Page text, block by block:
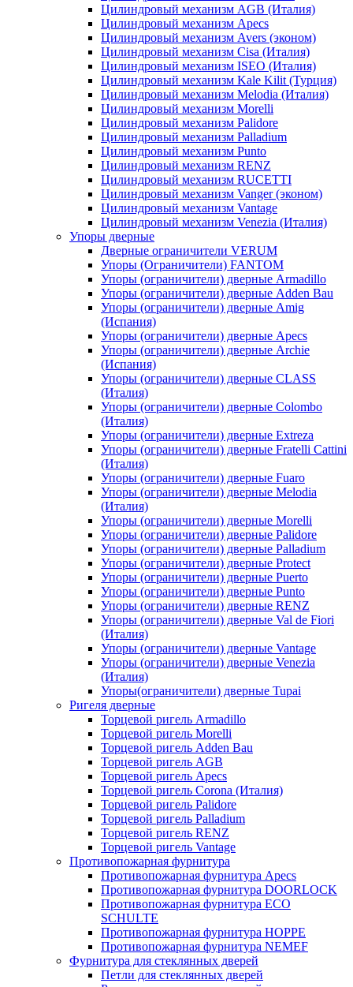
Цилиндровый механизм AGB (Италия)
Цилиндровый механизм Apecs
Цилиндровый механизм Avers (эконом)
Цилиндровый механизм Cisa (Италия)
Цилиндровый механизм ISEO (Италия)
Цилиндровый механизм Kale Kilit (Турция)
Цилиндровый механизм Melodia (Италия)
Цилиндровый механизм Morelli
Цилиндровый механизм Palidore
Цилиндровый механизм Palladium
Цилиндровый механизм Punto
Цилиндровый механизм RENZ
Цилиндровый механизм RUCETTI
Цилиндровый механизм Vanger (эконом)
Цилиндровый механизм Vantage
Цилиндровый механизм Venezia (Италия)
Упоры дверные
Дверные ограничители VERUM
Упоры (Ограничители) FANTOM
Упоры (ограничители) дверные Armadillo
Упоры (ограничители) дверные Adden Bau
Упоры (ограничители) дверные Amig
(Испания)
Упоры (ограничители) дверные Apecs
Упоры (ограничители) дверные Archie
(Испания)
Упоры (ограничители) дверные CLASS
(Италия)
Упоры (ограничители) дверные Colombo
(Италия)
Упоры (ограничители) дверные Extreza
Упоры (ограничители) дверные Fratelli Cattini
(Италия)
Упоры (ограничители) дверные Fuaro
Упоры (ограничители) дверные Melodia
(Италия)
Упоры (ограничители) дверные Morelli
Упоры (ограничители) дверные Palidore
Упоры (ограничители) дверные Palladium
Упоры (ограничители) дверные Protect
Упоры (ограничители) дверные Puerto
Упоры (ограничители) дверные Punto
Упоры (ограничители) дверные RENZ
Упоры (ограничители) дверные Val de Fiori
(Италия)
Упоры (ограничители) дверные Vantage
Упоры (ограничители) дверные Venezia
(Италия)
Упоры(ограничители) дверные Tupai
Ригеля дверные
Торцевой ригель Armadillo
Торцевой ригель Morelli
Торцевой ригель Adden Bau
Торцевой ригель AGB
Торцевой ригель Apecs
Торцевой ригель Corona (Италия)
Торцевой ригель Palidore
Торцевой ригель Palladium
Торцевой ригель RENZ
Торцевой ригель Vantage
Противопожарная фурнитура
Противопожарная фурнитура Apecs
Противопожарная фурнитура DOORLOCK
Противопожарная фурнитура ECO
SCHULTE
Противопожарная фурнитура HOPPE
Противопожарная фурнитура NEMEF
Фурнитура для стеклянных дверей
Петли для стеклянных дверей